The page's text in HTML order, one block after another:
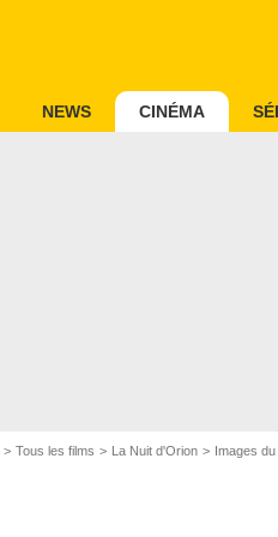
NEWS CINÉMA
Tous les films La Nuit d'Orion Images